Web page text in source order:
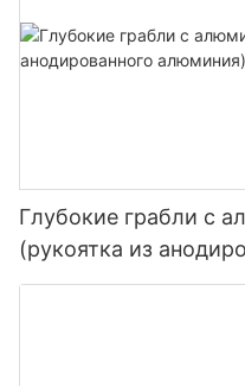
Глубокие грабли с
(рукоятка из